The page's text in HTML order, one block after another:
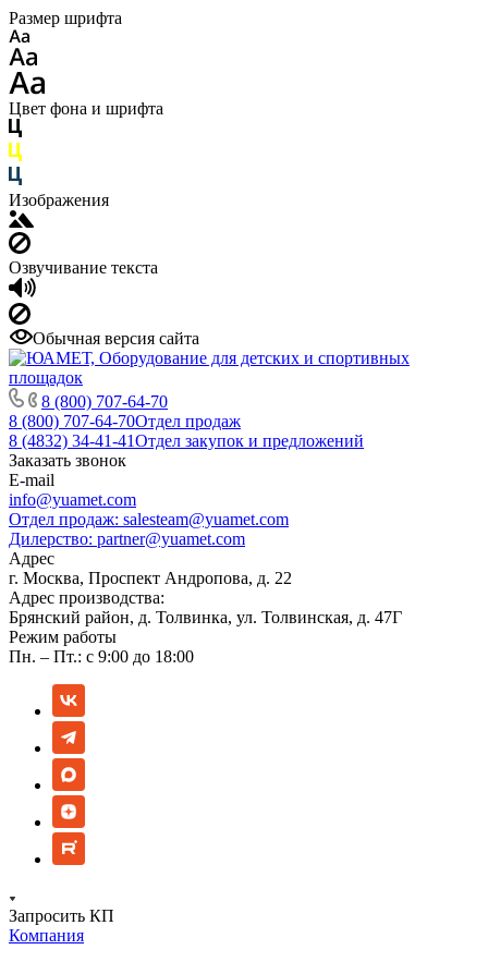
Размер шрифта
Цвет фона и шрифта
Изображения
Озвучивание текста
Обычная версия сайта
8 (800) 707-64-70
8 (800) 707-64-70Отдел продаж
8 (4832) 34-41-41Отдел закупок и предложений
Заказать звонок
E-mail
info@yuamet.com
Отдел продаж: salesteam@yuamet.com
Дилерство: partner@yuamet.com
Адрес
г. Москва, Проспект Андропова, д. 22
Адрес производства:
Брянский район, д. Толвинка, ул. Толвинская, д. 47Г
Режим работы
Пн. – Пт.: с 9:00 до 18:00
Запросить КП
Компания